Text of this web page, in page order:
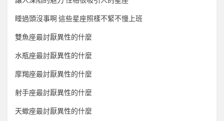
睡過頭沒事啊 這些星座照樣不緊不慢上班
雙魚座最討厭異性的什麼
水瓶座最討厭異性的什麼
摩羯座最討厭異性的什麼
射手座最討厭異性的什麼
天蠍座最討厭異性的什麼